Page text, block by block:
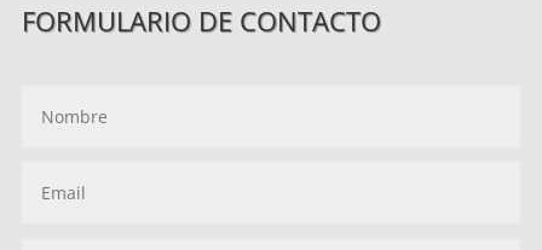
FORMULARIO DE CONTACTO